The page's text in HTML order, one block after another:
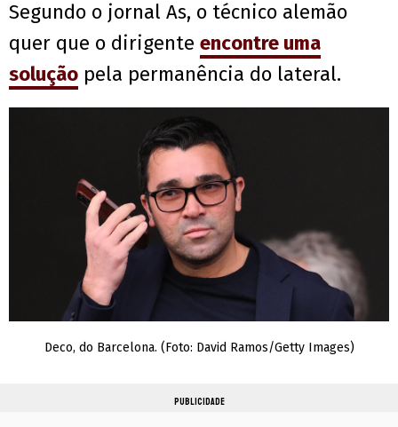
Segundo o jornal As, o técnico alemão
quer que o dirigente encontre uma
solução pela permanência do lateral.
Deco, do Barcelona. (Foto: David Ramos/Getty Images)
PUBLICIDADE